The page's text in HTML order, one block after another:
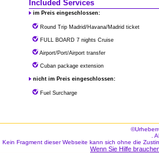
Included Services
im Preis eingeschlossen:
Round Trip Madrid/Havana/Madrid ticket
FULL BOARD 7 nights Cruise
Airport/Port/Airport transfer
Cuban package extension
nicht im Preis eingeschlossen:
Fuel Surcharge
.
Kein Fragment dieser Webseite kann sich ohne die
Wenn Sie Hilfe